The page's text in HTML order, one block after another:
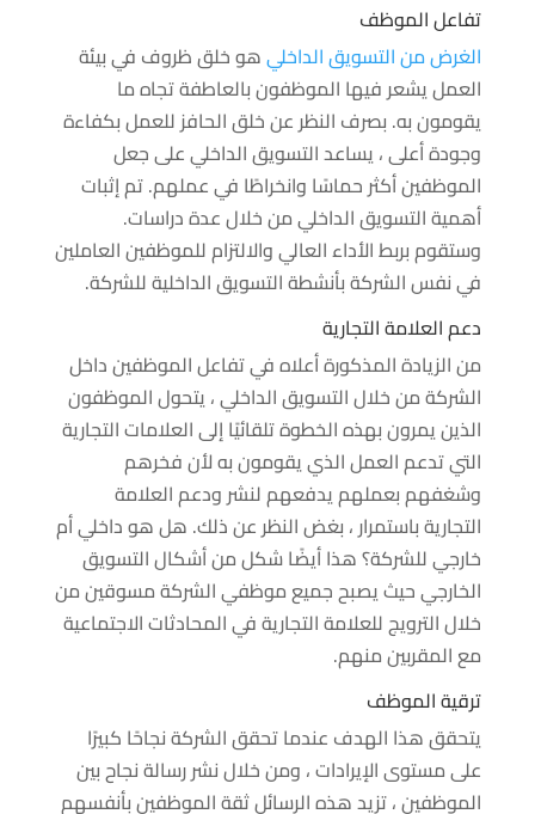
تفاعل الموظف
الغرض من التسويق الداخليهو خلق ظروف في بيئة
العمل يشعر فيها الموظفون بالعاطفة تجاه ما
يقومون به. بصرف النظر عن خلق الحافز للعمل بكفاءة
وجودة أعلى ، يساعد التسويق الداخلي على جعل
الموظفين أكثر حماسًا وانخراطًا في عملهم. تم إثبات
أهمية التسويق الداخلي من خلال عدة دراسات.
وستقوم بربط الأداء العالي والالتزام للموظفين العاملين
في نفس الشركة بأنشطة التسويق الداخلية للشركة.
دعم العلامة التجارية
من الزيادة المذكورة أعلاه في تفاعل الموظفين داخل
الشركة من خلال التسويق الداخلي ، يتحول الموظفون
الذين يمرون بهذه الخطوة تلقائيًا إلى العلامات التجارية
التي تدعم العمل الذي يقومون به لأن فخرهم
وشغفهم بعملهم يدفعهم لنشر ودعم العلامة
التجارية باستمرار ، بغض النظر عن ذلك. هل هو داخلي أم
خارجي للشركة؟ هذا أيضًا شكل من أشكال التسويق
الخارجي حيث يصبح جميع موظفي الشركة مسوقين من
خلال الترويج للعلامة التجارية في المحادثات الاجتماعية
مع المقربين منهم.
ترقية الموظف
يتحقق هذا الهدف عندما تحقق الشركة نجاحًا كبيرًا
على مستوى الإيرادات ، ومن خلال نشر رسالة نجاح بين
الموظفين ، تزيد هذه الرسائل ثقة الموظفين بأنفسهم